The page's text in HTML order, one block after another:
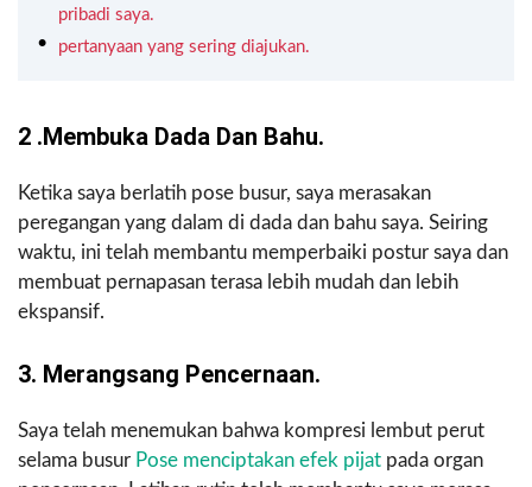
pribadi saya.
pertanyaan yang sering diajukan.
2 .Membuka Dada Dan Bahu.
Ketika saya berlatih pose busur, saya merasakan
peregangan yang dalam di dada dan bahu saya. Seiring
waktu, ini telah membantu memperbaiki postur saya dan
membuat pernapasan terasa lebih mudah dan lebih
ekspansif.
3. Merangsang Pencernaan.
Saya telah menemukan bahwa kompresi lembut perut
selama busur Pose menciptakan efek pijat pada organ